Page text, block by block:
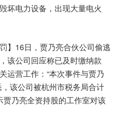
坏电力设备，出现大量电火
】16日，贾乃亮合伙公司偷逃
该公司回应称已及时缴纳款
运营工作：“本次事件与贾乃
该公司被杭州市税务局合计
乃亮全资持股的工作室对该